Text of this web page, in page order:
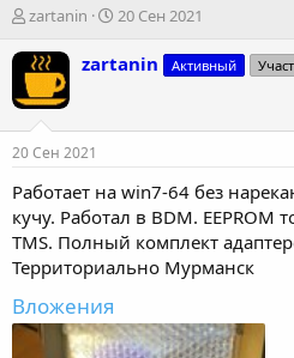
А
т
о
р
е
м
ы
zartanin
Д
т
л
20 Сен 2021
zartanin Активный
20 Сен 2021
Работает на win7-64 без
кучу. Работал в BDM. EEPROM
TMS. Полный комплект
Территориально Мурманск
Вложения